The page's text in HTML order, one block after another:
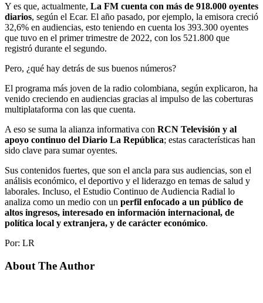
Y es que, actualmente, La FM cuenta con más de 918.000 oyentes
diarios, según el Ecar. El año pasado, por ejemplo, la emisora creció
32,6% en audiencias, esto teniendo en cuenta los 393.300 oyentes
que tuvo en el primer trimestre de 2022, con los 521.800 que
registró durante el segundo.
Pero, ¿qué hay detrás de sus buenos números?
El programa más joven de la radio colombiana, según explicaron, ha
venido creciendo en audiencias gracias al impulso de las coberturas
multiplataforma con las que cuenta.
A eso se suma la alianza informativa con RCN Televisión y al
apoyo continuo del Diario La República; estas características han
sido clave para sumar oyentes.
Sus contenidos fuertes, que son el ancla para sus audiencias, son el
análisis económico, el deportivo y el liderazgo en temas de salud y
laborales. Incluso, el Estudio Continuo de Audiencia Radial lo
analiza como un medio con un perfil enfocado a un público de
altos ingresos, interesado en información internacional, de
política local y extranjera, y de carácter económico.
Por: LR
About The Author